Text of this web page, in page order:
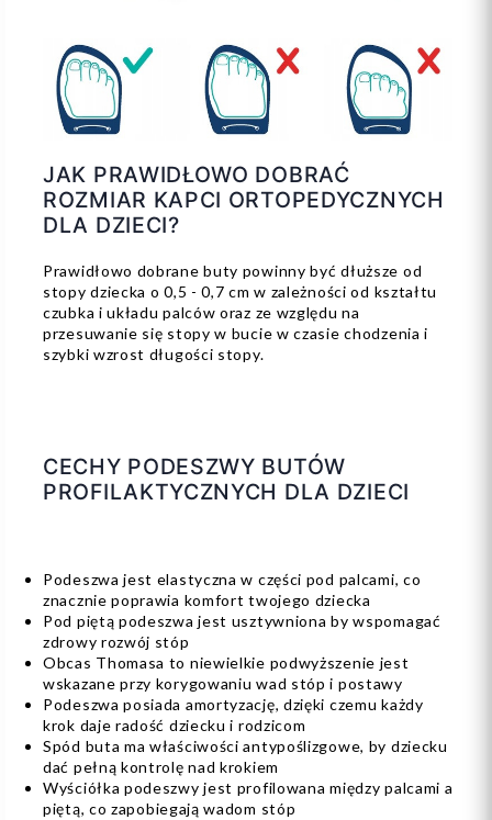
JAK PRAWIDŁOWO DOBRAĆ
ROZMIAR KAPCI ORTOPEDYCZNYCH
DLA DZIECI?
Prawidłowo dobrane buty powinny być dłuższe od
stopy dziecka o 0,5 - 0,7 cm w zależności od kształtu
czubka i układu palców oraz ze względu na
przesuwanie się stopy w bucie w czasie chodzenia i
szybki wzrost długości stopy.
CECHY PODESZWY BUTÓW
PROFILAKTYCZNYCH DLA DZIECI
Podeszwa jest elastyczna w części pod palcami, co
znacznie poprawia komfort twojego dziecka
Pod piętą podeszwa jest usztywniona by wspomagać
zdrowy rozwój stóp
Obcas Thomasa to niewielkie podwyższenie jest
wskazane przy korygowaniu wad stóp i postawy
Podeszwa posiada amortyzację, dzięki czemu każdy
krok daje radość dziecku i rodzicom
Spód buta ma właściwości antypoślizgowe, by dziecku
dać pełną kontrolę nad krokiem
Wyściółka podeszwy jest profilowana między palcami a
piętą, co zapobiegają wadom stóp